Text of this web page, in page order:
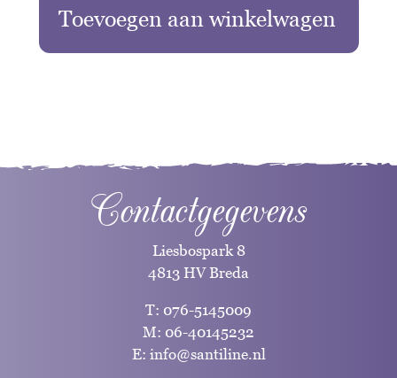
Toevoegen aan winkelwagen
Contactgegevens
Liesbospark 8
4813 HV Breda
T: 076-5145009
M: 06-40145232
E: info@santiline.nl